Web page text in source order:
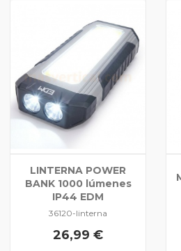
LINTERNA POWER
BANK 1000 lúmenes
IP44 EDM
36120-linterna
26,99 €